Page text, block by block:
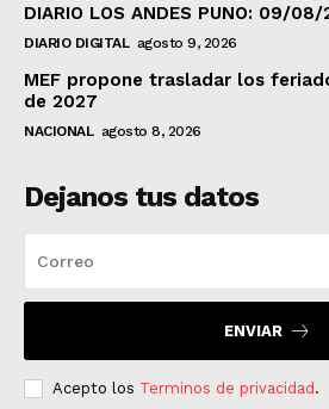
DIARIO LOS ANDES PUNO: 09/08/
DIARIO DIGITAL agosto 9, 2026
MEF propone trasladar los
de 2027
NACIONAL agosto 8, 2026
Dejanos tus datos
ENVIAR
Acepto los Terminos de privacidad.